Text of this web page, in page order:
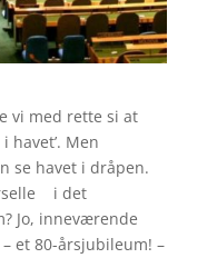
vi med rette si at
havet’. Men
se havet i dråpen.
i det
Jo, inneværende
et 80-årsjubileum! –